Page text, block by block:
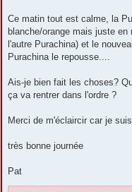
Ce matin tout est calme, la
blanche/orange mais juste
l'autre Purachina) et le
Purachina le repousse....
Ais-je bien fait les choses?
ça va rentrer dans l'ordre ?
Merci de m'éclaircir car je
très bonne journée
Pat